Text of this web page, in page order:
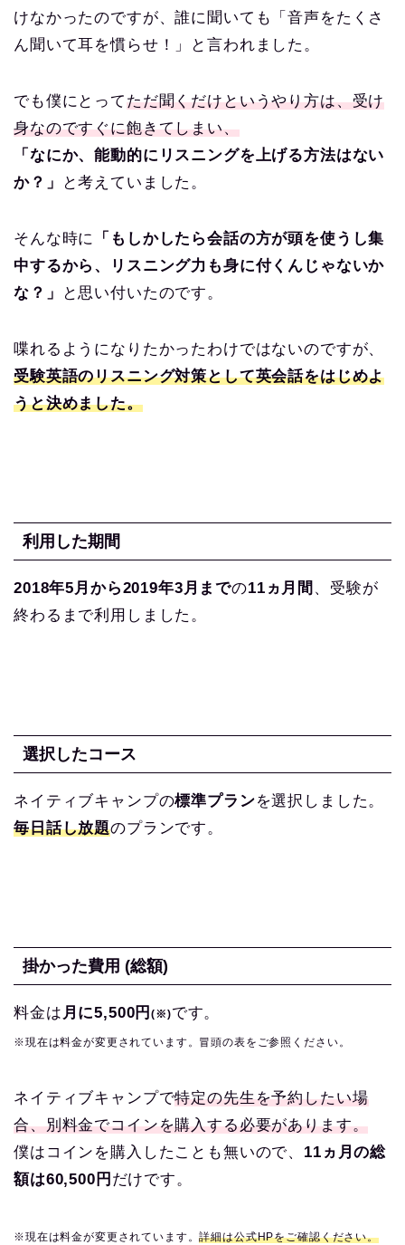
けなかったのですが、誰に聞いても「音声をたくさ
ん聞いて耳を慣らせ！」と言われました。
でも僕にとってただ聞くだけというやり方は、受け
身なのですぐに飽きてしまい、
「なにか、能動的にリスニングを上げる方法はない
か？」
と考えていました。
そんな時に
「もしかしたら会話の方が頭を使うし集
中するから、リスニング力も身に付くんじゃないか
な？」
と思い付いたのです。
喋れるようになりたかったわけではないのですが、
受験英語のリスニング対策として英会話をはじめよ
うと決めました。
利用した期間
2018年5月から2019年3月までの11ヵ月間 、受験が
終わるまで利用しました。
選択したコース
ネイティブキャンプの標準プランを選択しました。
毎日話し放題のプランです。
掛かった費用 (総額)
料金は 月に5,500円(※)です。
※現在は料金が変更されています。冒頭の表をご参照ください。
ネイティブキャンプで特定の先生を予約したい場
合、別料金でコインを購入する必要があります。
僕はコインを購入したことも無いので、 11ヵ月の総
額は60,500円 だけです。
※現在は料金が変更されています。詳細は公式HPをご確認ください。